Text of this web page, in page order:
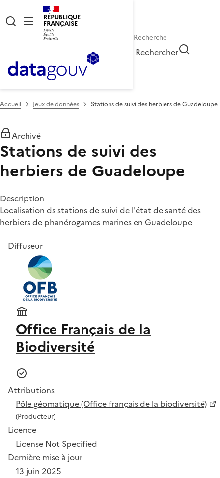
RÉPUBLIQUE
FRANÇAISE
Rechercher
Accueil Jeux de données Stations de suivi des herbiers de Guadeloupe
Archivé
Stations de suivi des
herbiers de Guadeloupe
Description
Localisation ds stations de suivi de l'état de santé des
herbiers de phanérogames marines en Guadeloupe
Diffuseur
Office Français de la
Biodiversité
Attributions
Pôle géomatique (Office français de la biodiversité)
(Producteur)
Licence
License Not Specified
Dernière mise à jour
13 juin 2025